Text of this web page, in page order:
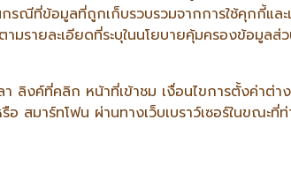
ณีที่ข้อมูลที่ถูกเก็บรวบรวมจากการใช้คุกกี้แล
รายละเอียดที่ระบุในนโยบายคุ้มครองข้อมูล
ลิงค์ที่คลิก หน้าที่เข้าชม เงื่อนไขการตั้งค่าต่า
มาร์ทโฟน ผ่านทางเว็บเบราว์เซอร์ในขณะที่ท่